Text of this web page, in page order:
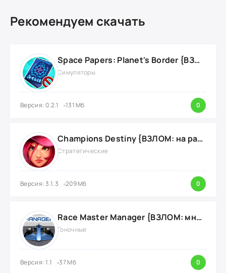
Рекомендуем скачать
Space Papers: Planet's Border {ВЗЛОМ: энергию}
Симуляторы
Версия: 0.2.1 131 Мб 0
Champions Destiny {ВЗЛОМ: на радар}
Стратегические
Версия: 3.1.3 209 Мб 0
Race Master Manager {ВЗЛОМ: много денег}
Гоночные
Версия: 1.1 37 Мб 0